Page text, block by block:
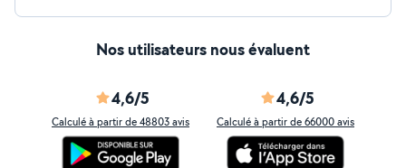
Nos utilisateurs nous évaluent
4,6/5
Calculé à partir de 48803 avis
4,6/5
Calculé à partir de 66000 avis